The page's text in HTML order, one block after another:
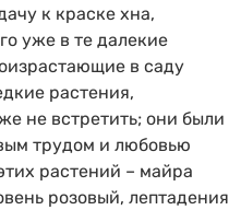
к краске хна,
уже в те далекие
в саду
растения,
не встретить; они были
трудом и любовью
растений – майра
розовый, лептадения